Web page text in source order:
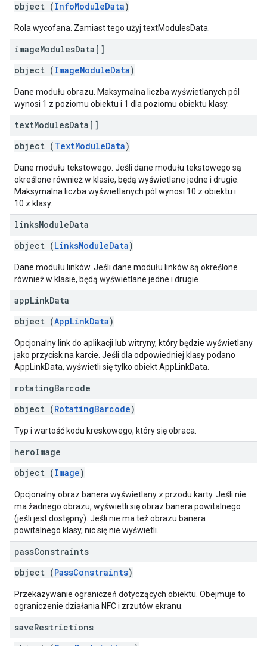
object (InfoModuleData)
Rola wycofana. Zamiast tego użyj textModulesData.
imageModulesData[]
object (ImageModuleData)
Dane modułu obrazu. Maksymalna liczba wyświetlanych pól
wynosi 1 z poziomu obiektu i 1 dla poziomu obiektu klasy.
textModulesData[]
object (TextModuleData)
Dane modułu tekstowego. Jeśli dane modułu tekstowego są
określone również w klasie, będą wyświetlane jedne i drugie.
Maksymalna liczba wyświetlanych pól wynosi 10 z obiektu i
10 z klasy.
linksModuleData
object (LinksModuleData)
Dane modułu linków. Jeśli dane modułu linków są określone
również w klasie, będą wyświetlane jedne i drugie.
appLinkData
object (AppLinkData)
Opcjonalny link do aplikacji lub witryny, który będzie wyświetlany
jako przycisk na karcie. Jeśli dla odpowiedniej klasy podano
AppLinkData, wyświetli się tylko obiekt AppLinkData.
rotatingBarcode
object (RotatingBarcode)
Typ i wartość kodu kreskowego, który się obraca.
heroImage
object (Image)
Opcjonalny obraz banera wyświetlany z przodu karty. Jeśli nie
ma żadnego obrazu, wyświetli się obraz banera powitalnego
(jeśli jest dostępny). Jeśli nie ma też obrazu banera
powitalnego klasy, nic się nie wyświetli.
passConstraints
object (PassConstraints)
Przekazywanie ograniczeń dotyczących obiektu. Obejmuje to
ograniczenie działania NFC i zrzutów ekranu.
saveRestrictions